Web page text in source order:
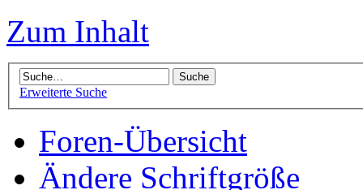
Zum Inhalt
Erweiterte Suche
Foren-Übersicht
Ändere Schriftgröße